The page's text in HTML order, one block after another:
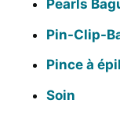
Pearls
Pin-Clip-
Pince à
Soin